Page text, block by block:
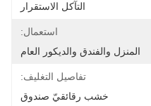
التآكل الاستقرار
استعمال:
المنزل والفندق والديكور العام
تفاصيل التغليف:
خشب رقائقيّ صندوق